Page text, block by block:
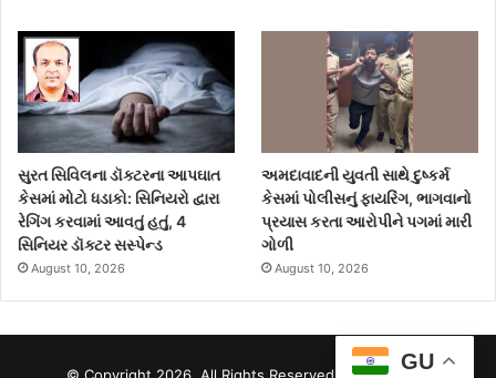
સુરત સિવિલના ડૉક્ટરના આપઘાત
કેસમાં મોટો ધડાકો: સિનિયરો દ્વારા
રેગિંગ કરવામાં આવતું હતું, 4
સિનિયર ડૉક્ટર સસ્પેન્ડ
August 10, 2026
અમદાવાદની યુવતી સાથે દુષ્કર્મ
કેસમાં પોલીસનું ફાયરિંગ, ભાગવાનો
પ્રયાસ કરતા આરોપીને પગમાં મારી
ગોળી
August 10, 2026
GU